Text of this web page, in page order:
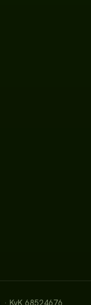
· KvK 68524676